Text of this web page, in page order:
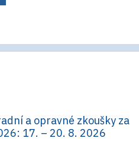
a opravné zkoušky za
17. – 20. 8. 2026